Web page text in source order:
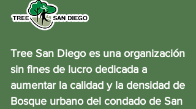
Tree San Diego es una organización
sin fines de lucro dedicada a
aumentar la calidad y la densidad de
Bosque urbano del condado de San